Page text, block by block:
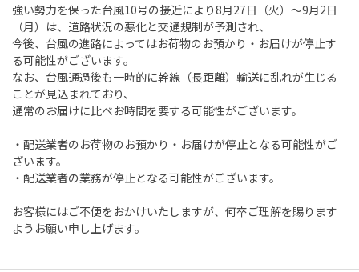
強い勢力を保った台風10号の接近により8月27日（火）～9月2日
（月）は、道路状況の悪化と交通規制が予測され、
今後、台風の進路によってはお荷物のお預かり・お届けが停止す
る可能性がございます。
なお、台風通過後も一時的に幹線（長距離）輸送に乱れが生じる
ことが見込まれており、
通常のお届けに比べお時間を要する可能性がございます。
・配送業者のお荷物のお預かり・お届けが停止となる可能性がご
ざいます。
・配送業者の業務が停止となる可能性がございます。
お客様にはご不便をおかけいたしますが、何卒ご理解を賜ります
ようお願い申し上げます。